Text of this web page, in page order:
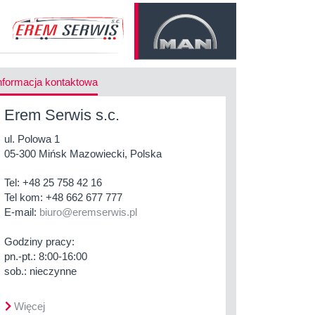
kontaktowa
Erem Serwis s.c.
ul. Polowa 1
05-300 Mińsk Mazowiecki, Polska
Tel: +48 25 758 42 16
Tel kom: +48 662 677 777
E-mail: biuro@eremserwis.pl
Godziny pracy:
pn.-pt.: 8:00-16:00
sob.: nieczynne
Więcej